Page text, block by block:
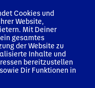
ein und auch
ist bereits
wir uns als Partner
ein
Mitarbeitenden
Cookies und
Website,
Mit Deiner
gesamtes
der Website zu
Inhalte und
bereitzustellen
Dir Funktionen in